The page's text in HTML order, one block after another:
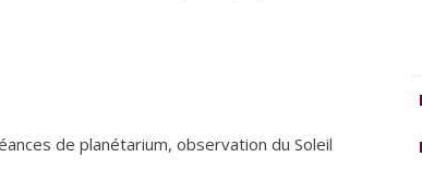
de planétarium, observation du Soleil